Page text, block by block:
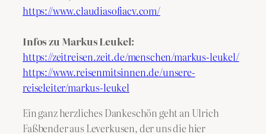
https://www.claudiasofiacv.com/
Infos zu Markus Leukel:
https://zeitreisen.zeit.de/menschen/markus-leukel/
https://www.reisenmitsinnen.de/unsere-
reiseleiter/markus-leukel
Ein ganz herzliches Dankeschön geht an Ulrich
Faßbender aus Leverkusen, der uns die hier